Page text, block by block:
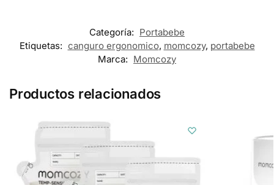
Categoría: Portabebe
Etiquetas: canguro ergonomico, momcozy, portabebe
Marca: Momcozy
Productos relacionados